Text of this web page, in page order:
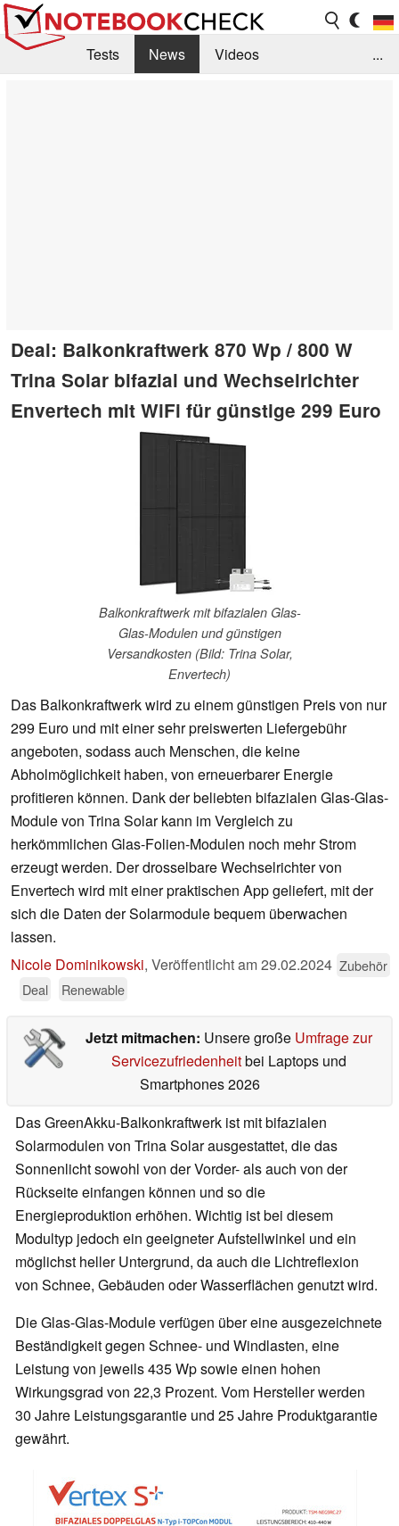
Tests News
Videos
...
Deal: Balkonkraftwerk 870 Wp / 800 W
Trina Solar bifazial und Wechselrichter
Envertech mit WiFi für günstige 299 Euro
Balkonkraftwerk mit bifazialen Glas-
Glas-Modulen und günstigen
Versandkosten (Bild: Trina Solar,
Envertech)
Das Balkonkraftwerk wird zu einem günstigen Preis von nur
299 Euro und mit einer sehr preiswerten Liefergebühr
angeboten, sodass auch Menschen, die keine
Abholmöglichkeit haben, von erneuerbarer Energie
profitieren können. Dank der beliebten bifazialen Glas-Glas-
Module von Trina Solar kann im Vergleich zu
herkömmlichen Glas-Folien-Modulen noch mehr Strom
erzeugt werden. Der drosselbare Wechselrichter von
Envertech wird mit einer praktischen App geliefert, mit der
sich die Daten der Solarmodule bequem überwachen
lassen.
Nicole Dominikowski, Veröffentlicht am29.02.2024 Zubehör
Deal
Renewable
Jetzt mitmachen: Unsere große Umfrage zur
Servicezufriedenheitbei Laptops und
Smartphones 2026
Das GreenAkku-Balkonkraftwerk ist mit bifazialen
Solarmodulen von Trina Solar ausgestattet, die das
Sonnenlicht sowohl von der Vorder- als auch von der
Rückseite einfangen können und so die
Energieproduktion erhöhen. Wichtig ist bei diesem
Modultyp jedoch ein geeigneter Aufstellwinkel und ein
möglichst heller Untergrund, da auch die Lichtreflexion
von Schnee, Gebäuden oder Wasserflächen genutzt wird.
Die Glas-Glas-Module verfügen über eine ausgezeichnete
Beständigkeit gegen Schnee- und Windlasten, eine
Leistung von jeweils 435 Wp sowie einen hohen
Wirkungsgrad von 22,3 Prozent. Vom Hersteller werden
30 Jahre Leistungsgarantie und 25 Jahre Produktgarantie
gewährt.